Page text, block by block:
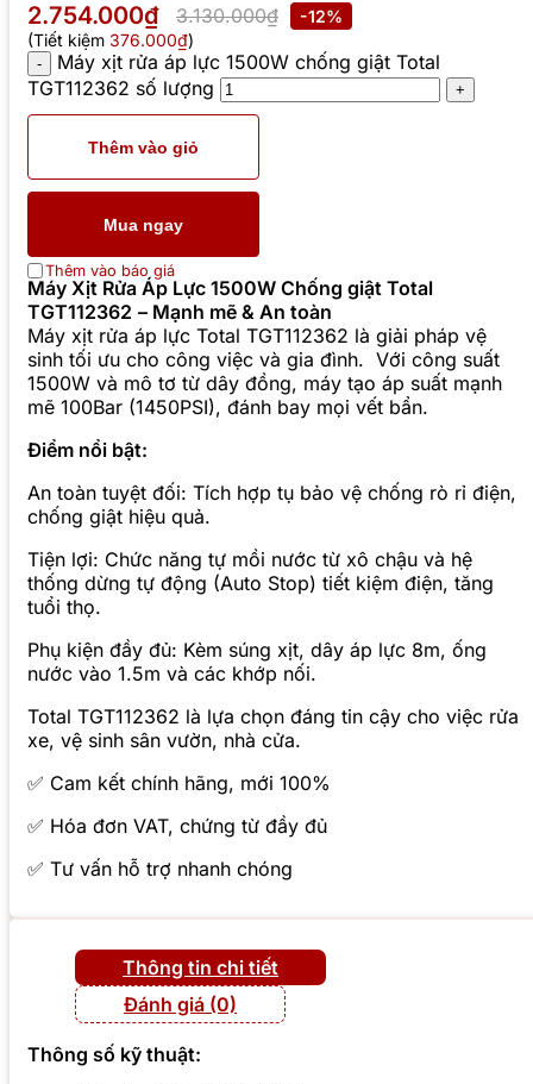
2.754.000₫ 3.130.000₫
-12%
(Tiết kiệm 376.000₫)
Máy xịt rửa áp lực 1500W chống giật Total
TGT112362 số lượng
Thêm vào giỏ
Mua ngay
Thêm vào báo giá
Máy Xịt Rửa Áp Lực 1500W Chống giật Total
TGT112362 – Mạnh mẽ & An toàn
Máy xịt rửa áp lực Total TGT112362 là giải pháp vệ
sinh tối ưu cho công việc và gia đình. Với công suất
1500W và mô tơ từ dây đồng, máy tạo áp suất mạnh
mẽ 100Bar (1450PSI), đánh bay mọi vết bẩn.
Điểm nổi bật:
An toàn tuyệt đối: Tích hợp tụ bảo vệ chống rò rỉ điện,
chống giật hiệu quả.
Tiện lợi: Chức năng tự mồi nước từ xô chậu và hệ
thống dừng tự động (Auto Stop) tiết kiệm điện, tăng
tuổi thọ.
Phụ kiện đầy đủ: Kèm súng xịt, dây áp lực 8m, ống
nước vào 1.5m và các khớp nối.
Total TGT112362 là lựa chọn đáng tin cậy cho việc rửa
xe, vệ sinh sân vườn, nhà cửa.
✅ Cam kết chính hãng, mới 100%
✅ Hóa đơn VAT, chứng từ đầy đủ
✅ Tư vấn hỗ trợ nhanh chóng
Thông tin chi tiết
Đánh giá (0)
Thông số kỹ thuật: